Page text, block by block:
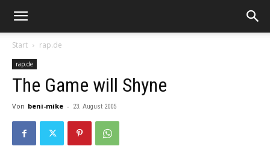
Start rap.de
rap.de
The Game will Shyne
Von beni-mike - 23. August 2005